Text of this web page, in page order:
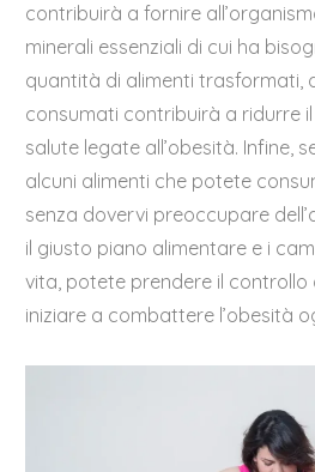
contribuirà a fornire
minerali essenziali di cui ha
quantità di alimenti trasformati,
consumati contribuirà a ridurre
salute legate all’obesità. Infine,
alcuni alimenti che potete
senza dovervi preoccupare
il giusto piano alimentare e i
vita, potete prendere il controllo
iniziare a combattere l’obesità